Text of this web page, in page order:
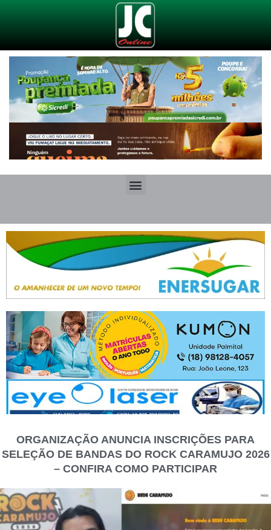
ORGANIZAÇÃO ANUNCIA INSCRIÇÕES PARA
SELEÇÃO DE BANDAS DO ROCK CARAMUJO 2026
– CONFIRA COMO PARTICIPAR